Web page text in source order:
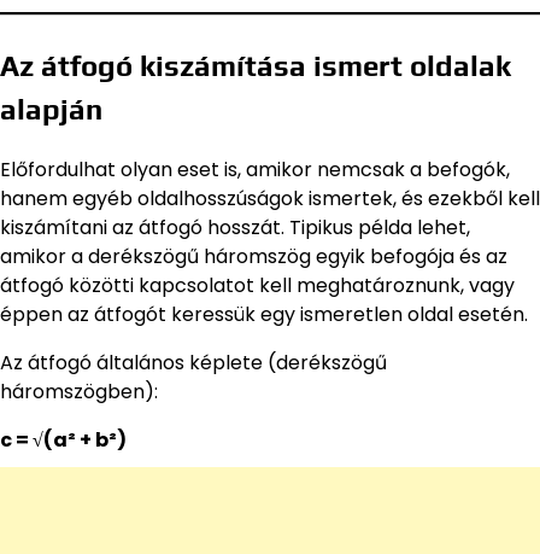
Az átfogó kiszámítása ismert oldalak
alapján
Előfordulhat olyan eset is, amikor nemcsak a befogók,
hanem egyéb oldalhosszúságok ismertek, és ezekből kell
kiszámítani az átfogó hosszát. Tipikus példa lehet,
amikor a derékszögű háromszög egyik befogója és az
átfogó közötti kapcsolatot kell meghatároznunk, vagy
éppen az átfogót keressük egy ismeretlen oldal esetén.
Az átfogó általános képlete (derékszögű
háromszögben):
c = √(a² + b²)